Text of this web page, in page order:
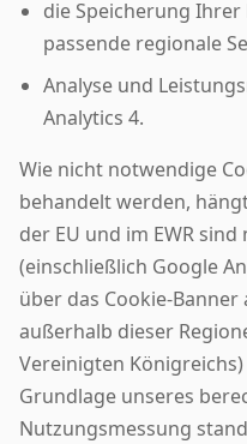
die Speicherung
passende regionale
Analyse und
Analytics 4.
Wie nicht notwendige
behandelt werden,
der EU und im EWR
(einschließlich Google
über das Cookie-
außerhalb dieser
Vereinigten
Grundlage unseres
Nutzungsmessung